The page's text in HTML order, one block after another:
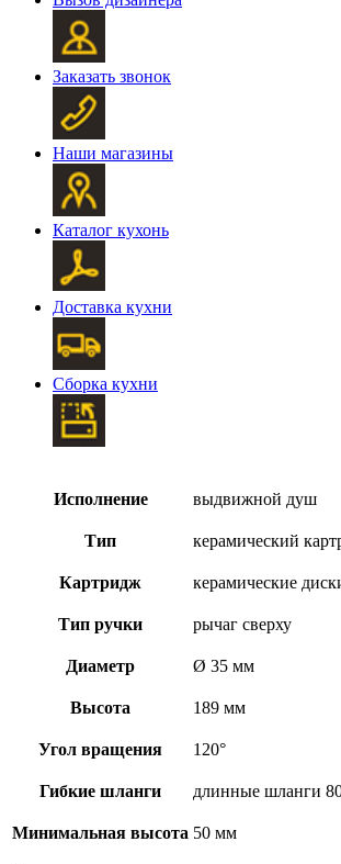
Заказать звонок
Наши магазины
Каталог кухонь
Доставка кухни
Сборка кухни
Исполнение выдвижной душ
Тип керамический
Картридж керамические
Тип ручки рычаг сверху
Диаметр Ø 35 мм
Высота 189 мм
Угол вращения 120°
Гибкие шланги длинные шланги
Минимальная высота 50 мм